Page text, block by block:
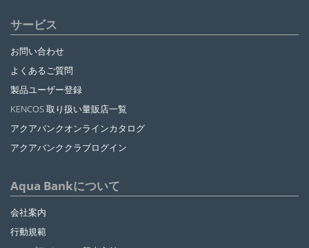
サービス
お問い合わせ
よくあるご質問
製品ユーザー登録
KENCOS 取り扱い量販店一覧
アクアバンクオンラインカタログ
アクアバンククラブログイン
Aqua Bankについて
会社案内
行動規範